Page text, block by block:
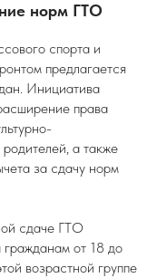
норм ГТО
спорта и
предлагается
Инициатива
права
а также
за сдачу норм
сдаче ГТО
гражданам от 18 до
возрастной группе